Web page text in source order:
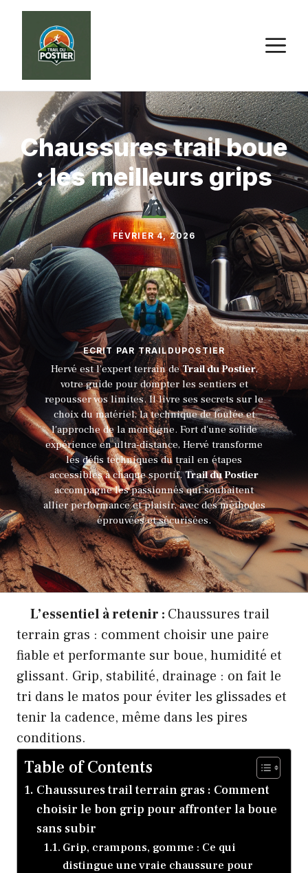
Aller
contenu
Chaussures trail boue
: les meilleurs grips
FÉVRIER 4, 2026
ECRIT PAR TRAILDUPOSTIER
Hervé est l'expert terrain deTrail du Postier,
votre guide pour dompter les sentiers et
repousser vos limites. Il livre ses secrets sur le
choix du matériel, la technique de foulée et
l'approche de la montagne. Fort d'une solide
expérience en ultra-distance, Hervé transforme
les défis techniques du trail en étapes
accessibles à chaque sportif.Trail du Postier
accompagne les passionnés qui souhaitent
allier performance et plaisir, avec des méthodes
éprouvées et sécurisées.
L’essentiel à retenir : Chaussures trail
terrain gras : comment choisir une paire
fiable et performante sur boue, humidité et
glissant. Grip, stabilité, drainage : on fait le
tri dans le matos pour éviter les glissades et
tenir la cadence, même dans les pires
conditions.
Table of Contents
Chaussures trail terrain gras : Comment
choisir le bon grip pour affronter la boue
sans subir
Grip, crampons, gomme : Ce qui
distingue une vraie chaussure pour